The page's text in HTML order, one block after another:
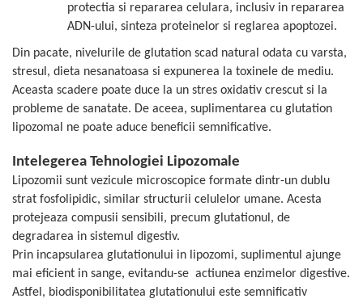
Produse Apicole
Cacao
protectia si repararea celulara, inclusiv in repararea
ADN-ului, sinteza proteinelor si reglarea apoptozei.
Din pacate, nivelurile de glutation scad natural odata cu varsta,
stresul, dieta nesanatoasa si expunerea la toxinele de mediu.
Aceasta scadere poate duce la un stres oxidativ crescut si la
probleme de sanatate. De aceea, suplimentarea cu glutation
lipozomal ne poate aduce beneficii semnificative.
Intelegerea Tehnologiei Lipozomale
Lipozomii sunt vezicule microscopice formate dintr-un dublu
strat fosfolipidic, similar structurii celulelor umane. Acesta
protejeaza compusii sensibili, precum glutationul, de
degradarea in sistemul digestiv.
Prin incapsularea glutationului in lipozomi, suplimentul ajunge
mai eficient in sange, evitandu-se actiunea enzimelor digestive.
Astfel, biodisponibilitatea glutationului este semnificativ